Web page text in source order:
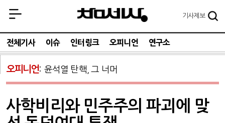
기사제보
전체기사 이슈 인터링크 오피니언 연구소
오피니언 윤석열 탄핵, 그 너머
사학비리와 민주주의 파괴에 맞